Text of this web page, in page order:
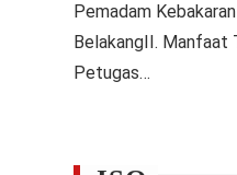
Pemadam
BelakangII. Manfaat
Petugas…